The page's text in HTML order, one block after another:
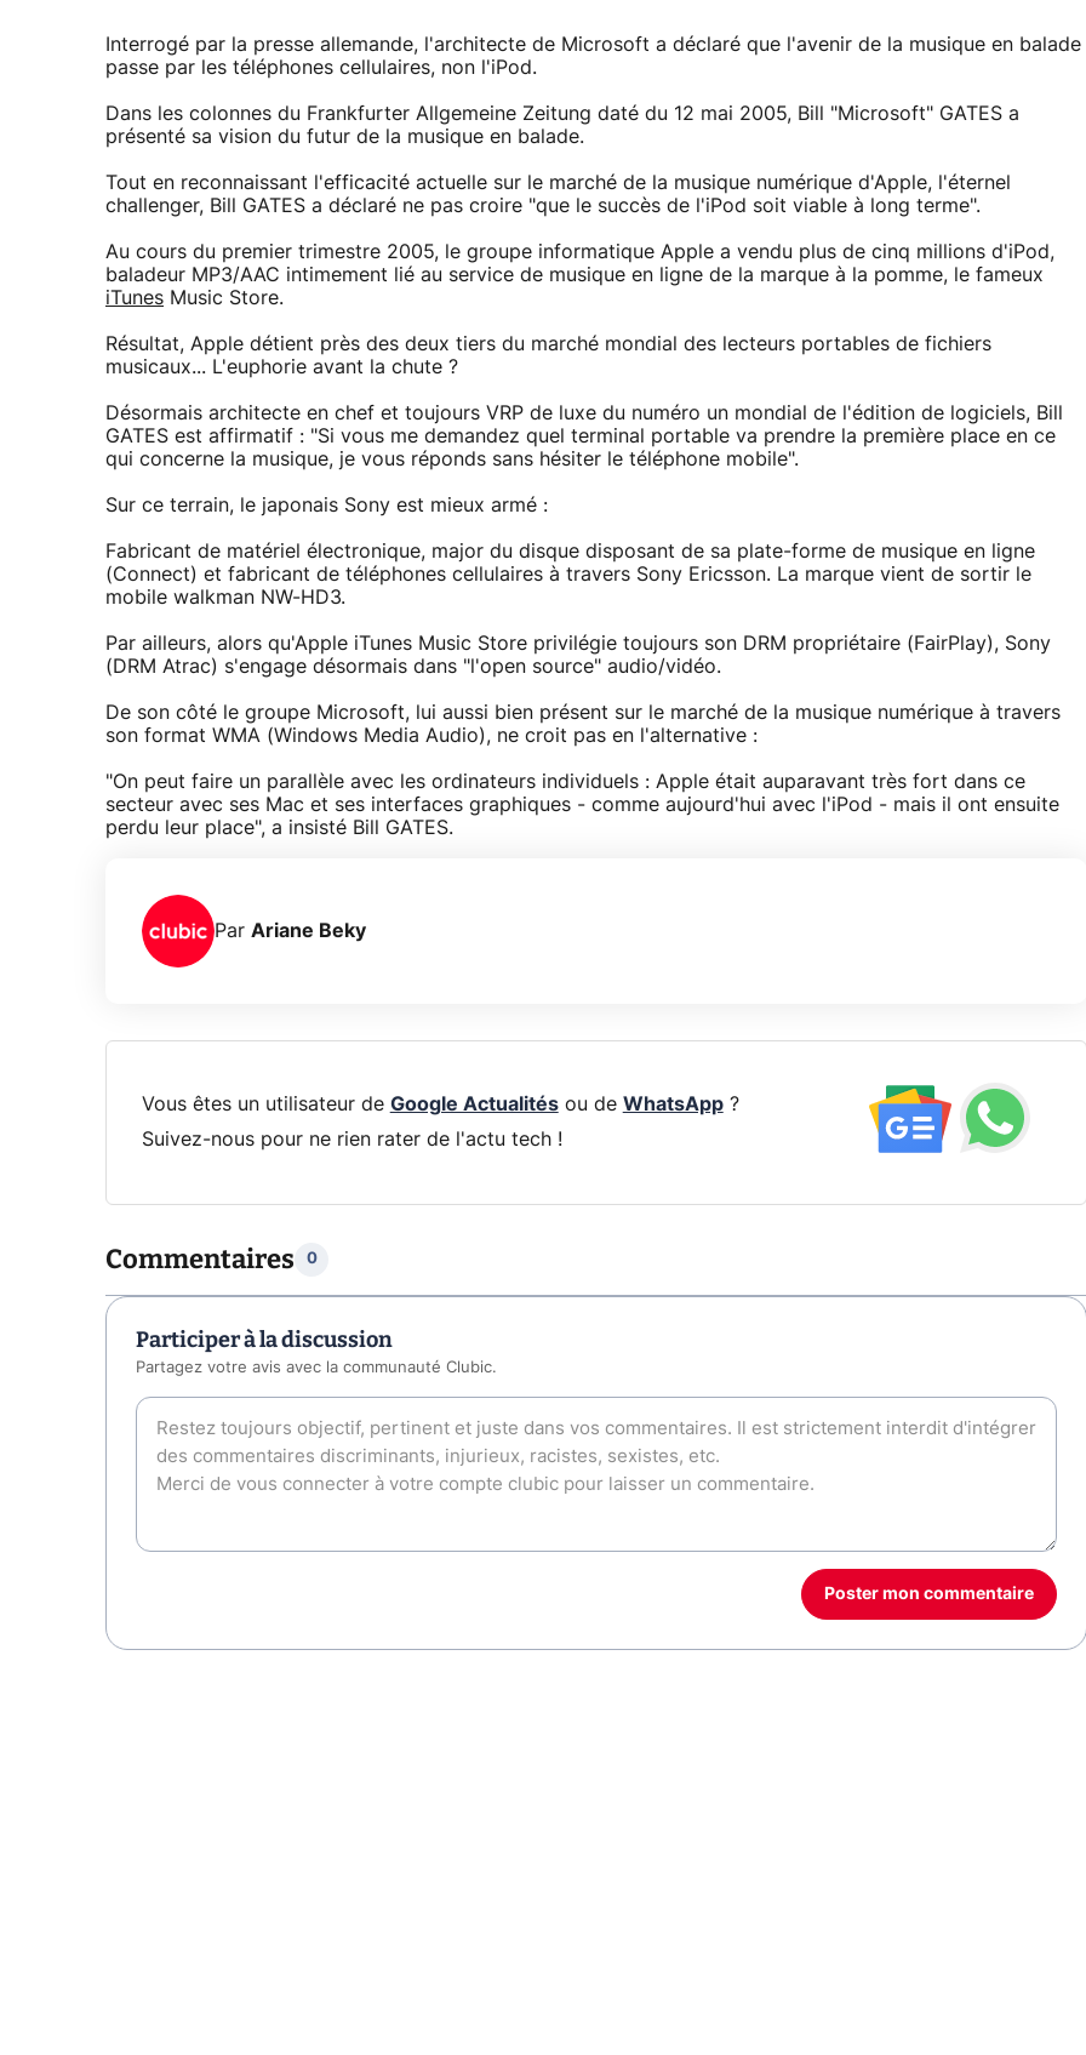
Interrogé par la presse allemande, l'architecte de Microsoft a déclaré que l'avenir de la musique en balade
passe par les téléphones cellulaires, non l'iPod.
Dans les colonnes du Frankfurter Allgemeine Zeitung daté du 12 mai 2005, Bill "Microsoft" GATES a
présenté sa vision du futur de la musique en balade.
Tout en reconnaissant l'efficacité actuelle sur le marché de la musique numérique d'Apple, l'éternel
challenger, Bill GATES a déclaré ne pas croire "que le succès de l'iPod soit viable à long terme".
Au cours du premier trimestre 2005, le groupe informatique Apple a vendu plus de cinq millions d'iPod,
baladeur MP3/AAC intimement lié au service de musique en ligne de la marque à la pomme, le fameux
iTunes Music Store.
Résultat, Apple détient près des deux tiers du marché mondial des lecteurs portables de fichiers
musicaux... L'euphorie avant la chute ?
Désormais architecte en chef et toujours VRP de luxe du numéro un mondial de l'édition de logiciels, Bill
GATES est affirmatif : "Si vous me demandez quel terminal portable va prendre la première place en ce
qui concerne la musique, je vous réponds sans hésiter le téléphone mobile".
Sur ce terrain, le japonais Sony est mieux armé :
Fabricant de matériel électronique, major du disque disposant de sa plate-forme de musique en ligne
(Connect) et fabricant de téléphones cellulaires à travers Sony Ericsson. La marque vient de sortir le
mobile walkman NW-HD3.
Par ailleurs, alors qu'Apple iTunes Music Store privilégie toujours son DRM propriétaire (FairPlay), Sony
(DRM Atrac) s'engage désormais dans "l'open source" audio/vidéo.
De son côté le groupe Microsoft, lui aussi bien présent sur le marché de la musique numérique à travers
son format WMA (Windows Media Audio), ne croit pas en l'alternative :
"On peut faire un parallèle avec les ordinateurs individuels : Apple était auparavant très fort dans ce
secteur avec ses Mac et ses interfaces graphiques - comme aujourd'hui avec l'iPod - mais il ont ensuite
perdu leur place", a insisté Bill GATES.
Par Ariane Beky
Vous êtes un utilisateur de Google Actualitésou de WhatsApp?
Suivez-nous pour ne rien rater de l'actu tech !
Commentaires 0
Participer à la discussion
Partagez votre avis avec la communauté Clubic.
Poster mon commentaire